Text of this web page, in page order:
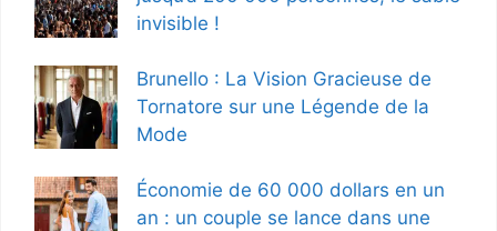
invisible !
Brunello : La Vision Gracieuse de
Tornatore sur une Légende de la
Mode
Économie de 60 000 dollars en un
an : un couple se lance dans une